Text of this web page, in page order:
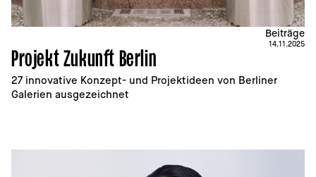
Projekt Zukunft Berlin
27 innovative Konzept- und Projektideen von Berliner
Galerien ausgezeichnet
Beiträge
14.11.2025